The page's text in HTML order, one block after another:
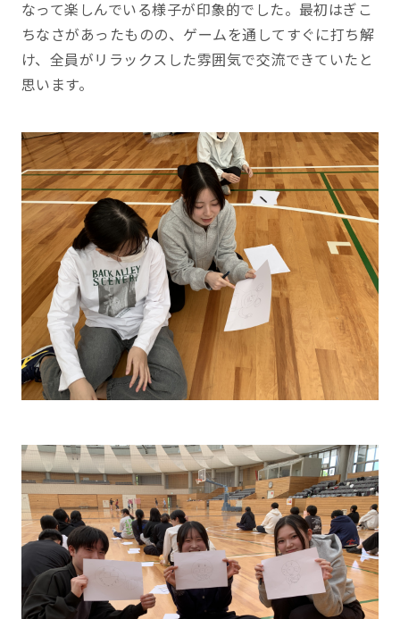
なって楽しんでいる様子が印象的でした。最初はぎこ
ちなさがあったものの、ゲームを通してすぐに打ち解
け、全員がリラックスした雰囲気で交流できていたと
思います。